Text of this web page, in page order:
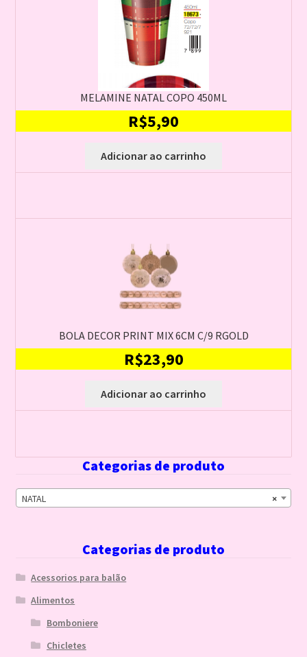
MELAMINE NATAL COPO 450ML
R$5,90
Adicionar ao carrinho
BOLA DECOR PRINT MIX 6CM C/9 RGOLD
R$23,90
Adicionar ao carrinho
Categorias de produto
×
NATAL
Categorias de produto
Acessorios para balão
Alimentos
Bomboniere
Chicletes